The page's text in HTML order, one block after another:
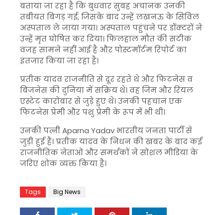
बताया जा रहा है कि बुधवार सुबह अचानक उनकी
तबीयत बिगड़ गई, जिसके बाद उन्हें लखनऊ के सिविल
अस्पताल ले जाया गया। अस्पताल पहुंचने पर डॉक्टरों ने
उन्हें मृत घोषित कर दिया। फिलहाल मौत की सटीक
वजह सामने नहीं आई है और पोस्टमॉर्टम रिपोर्ट का
इंतजार किया जा रहा है।
प्रतीक यादव राजनीति से दूर रहते थे और फिटनेस व
बिजनेस की दुनिया में सक्रिय थे। वह जिम और रियल
एस्टेट कारोबार से जुड़े हुए थे। उनकी पहचान एक
फिटनेस प्रेमी और पशु प्रेमी के रूप में भी थी।
उनकी पत्नीAparna Yadav भारतीय जनता पार्टी से
जुड़ी हुई हैं। प्रतीक यादव के निधन की खबर के बाद कई
राजनीतिक नेताओं और समर्थकों ने सोशल मीडिया के
जरिए शोक व्यक्त किया है।
Tags Big News